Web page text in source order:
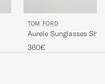
TOM FORD
Aurele Sunglasses
Beige/Blue
360€